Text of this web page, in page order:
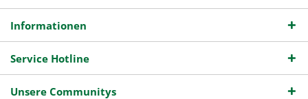
Informationen
Service Hotline
Unsere Communitys